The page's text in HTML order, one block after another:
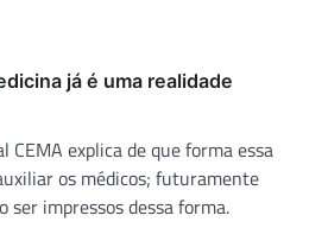
já é uma realidade
CEMA explica de que forma essa
os médicos; futuramente
ser impressos dessa forma.